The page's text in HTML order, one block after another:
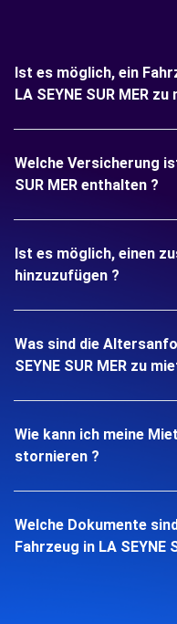
Ist es möglich, ein
LA SEYNE SUR MER zu
Welche Versicherung
SUR MER enthalten ?
Ist es möglich, einen
hinzuzufügen ?
Was sind die
SEYNE SUR MER zu
Wie kann ich meine
stornieren ?
Welche Dokumente
Fahrzeug in LA SEYNE